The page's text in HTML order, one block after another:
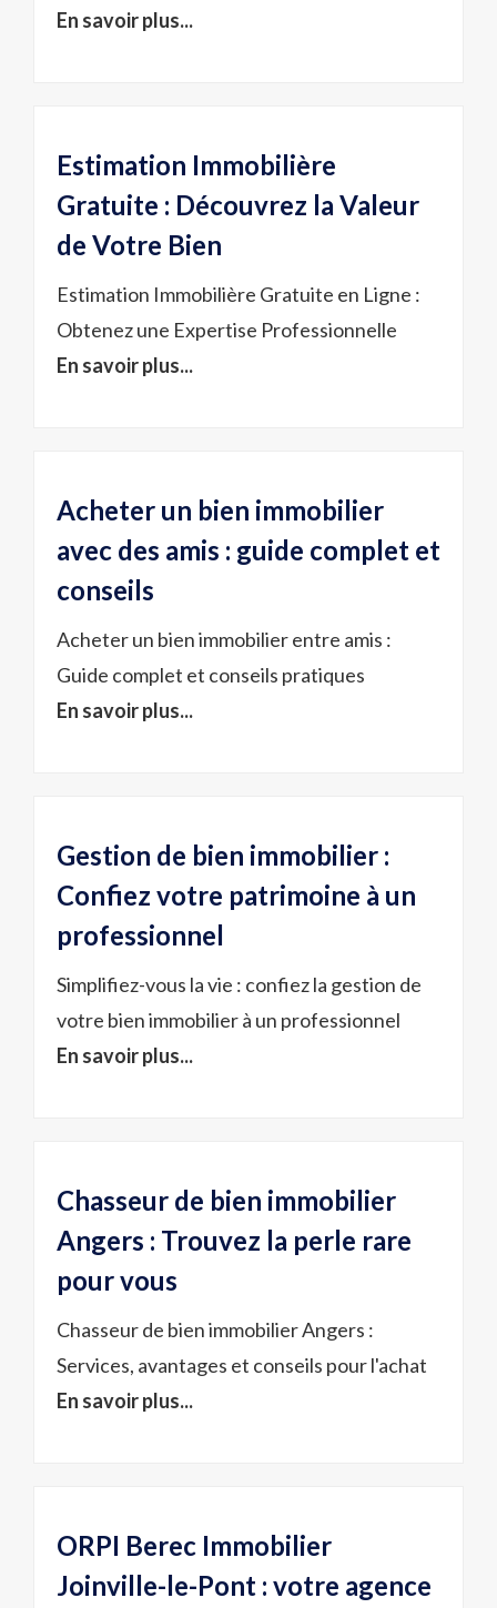
En savoir plus...
Estimation Immobilière
Gratuite : Découvrez la Valeur
de Votre Bien
Estimation Immobilière Gratuite en Ligne :
Obtenez une Expertise Professionnelle
En savoir plus...
Acheter un bien immobilier
avec des amis : guide complet et
conseils
Acheter un bien immobilier entre amis :
Guide complet et conseils pratiques
En savoir plus...
Gestion de bien immobilier :
Confiez votre patrimoine à un
professionnel
Simplifiez-vous la vie : confiez la gestion de
votre bien immobilier à un professionnel
En savoir plus...
Chasseur de bien immobilier
Angers : Trouvez la perle rare
pour vous
Chasseur de bien immobilier Angers :
Services, avantages et conseils pour l'achat
En savoir plus...
ORPI Berec Immobilier
Joinville-le-Pont : votre agence